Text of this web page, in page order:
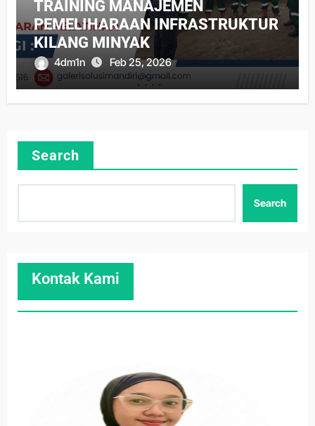
TRAINING MANAJEMEN
PEMELIHARAAN INFRASTRUKTUR
KILANG MINYAK
4dm1n Feb 25, 2026
Search
Search
Kontak Kami